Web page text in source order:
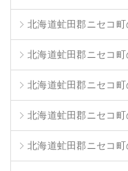
北海道虻田郡ニセコ
北海道虻田郡ニセコ
北海道虻田郡ニセコ
北海道虻田郡ニセコ
北海道虻田郡ニセコ